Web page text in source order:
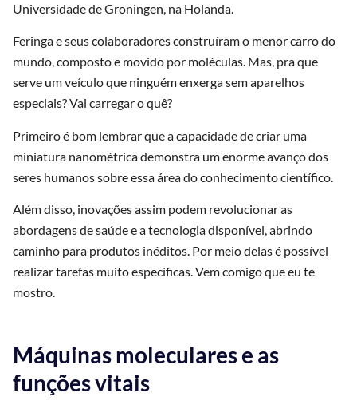
Universidade de Groningen, na Holanda.
Feringa e seus colaboradores construíram o menor carro do
mundo, composto e movido por moléculas. Mas, pra que
serve um veículo que ninguém enxerga sem aparelhos
especiais? Vai carregar o quê?
Primeiro é bom lembrar que a capacidade de criar uma
miniatura nanométrica demonstra um enorme avanço dos
seres humanos sobre essa área do conhecimento científico.
Além disso, inovações assim podem revolucionar as
abordagens de saúde e a tecnologia disponível, abrindo
caminho para produtos inéditos. Por meio delas é possível
realizar tarefas muito específicas. Vem comigo que eu te
mostro.
Máquinas moleculares e as
funções vitais